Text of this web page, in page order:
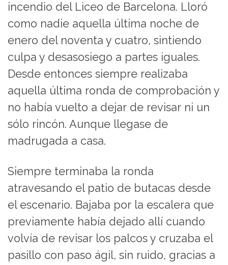
incendio del Liceo de Barcelona. Lloró
como nadie aquella última noche de
enero del noventa y cuatro, sintiendo
culpa y desasosiego a partes iguales.
Desde entonces siempre realizaba
aquella última ronda de comprobación y
no había vuelto a dejar de revisar ni un
sólo rincón. Aunque llegase de
madrugada a casa.
Siempre terminaba la ronda
atravesando el patio de butacas desde
el escenario. Bajaba por la escalera que
previamente había dejado allí cuando
volvía de revisar los palcos y cruzaba el
pasillo con paso ágil, sin ruido, gracias a